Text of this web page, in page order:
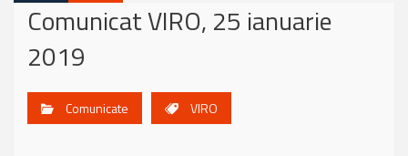
Comunicat VIRO, 25 ianuarie
2019
Comunicate VIRO